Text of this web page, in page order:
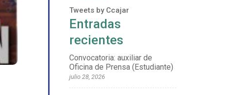
Tweets by Ccajar
Entradas
recientes
Convocatoria: auxiliar de
Oficina de Prensa (Estudiante)
julio 28, 2026